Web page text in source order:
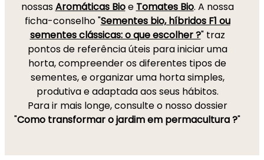
nossasAromáticas Bioe Tomates Bio. A nossa
ficha-conselho "Sementes bio, híbridos F1 ou
sementes clássicas: o que escolher ?" traz
pontos de referência úteis para iniciar uma
horta, compreender os diferentes tipos de
sementes, e organizar uma horta simples,
produtiva e adaptada aos seus hábitos.
Para ir mais longe, consulte o nosso dossier
"Como transformar o jardim em permacultura ?"